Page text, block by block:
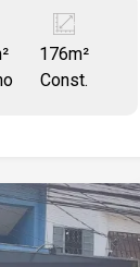
de veículos.
de
176m²
Const.